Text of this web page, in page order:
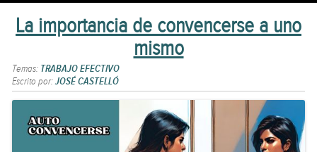
Skip to content
La importancia de convencerse a uno
mismo
Temas: TRABAJO EFECTIVO
Escrito por:JOSÉ CASTELLÓ